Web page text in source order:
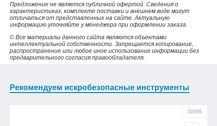
Предложение не является публичной офертой. Сведения о
характеристиках, комплекте поставки и внешнем виде могут
отличаться от представленных на сайте. Актуальную
информацию уточняйте у менеджера при оформлении заказа.
© Все материалы данного сайта являются объектами
интеллектуальной собственности. Запрещается копирование,
распространение или любое иное использование информации без
предварительного согласия правообладателя.
Рекомендуем искробезопасные инструменты
00095